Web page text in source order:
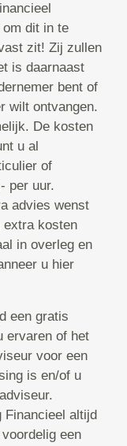
dit in te
zit! Zij zullen
is daarnaast
bent of
wilt ontvangen.
De kosten
u al
of
per uur.
advies wenst
extra kosten
in overleg en
u hier
een gratis
ervaren of het
voor een
is en/of u
Financieel altijd
een